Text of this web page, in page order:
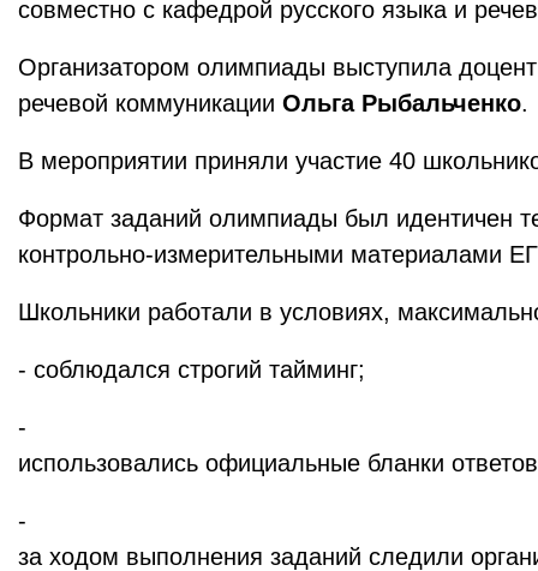
совместно с кафедрой русского языка и
Организатором олимпиады выступила
речевой коммуникации Ольга Рыбальченко.
В мероприятии приняли участие 40
Формат заданий олимпиады был идентичен
контрольно‑измерительными материалами
Школьники работали в условиях,
- соблюдался строгий тайминг;
-
использовались официальные бланки
-
за ходом выполнения заданий следили